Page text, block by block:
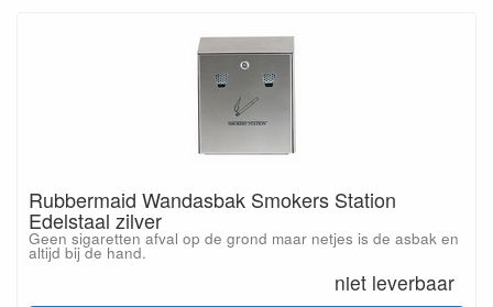
Rubbermaid Wandasbak Smokers Station
Edelstaal zilver
Geen sigaretten afval op de grond maar netjes is de asbak en
altijd bij de hand.
niet leverbaar